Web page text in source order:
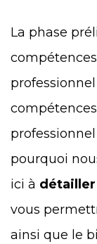
La phase
pourquoi
ici à détailler
vous
ainsi que le